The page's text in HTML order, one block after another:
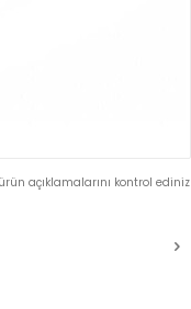
açıklamalarını kontrol ediniz